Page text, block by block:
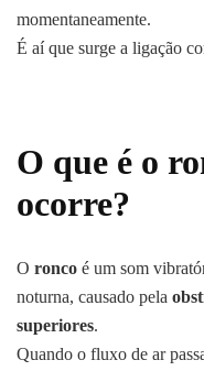
momentaneamente.
É aí que surge a ligação
O que é o
ocorre?
O ronco é um som
noturna, causado pela
superiores.
Quando o fluxo de ar